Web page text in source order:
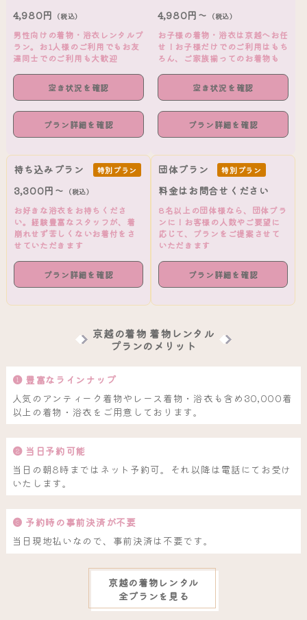
4,980円 （税込）
男性向けの着物・浴衣レンタルプ
ラン。お1人様のご利用でもお友
達同士でのご利用も大歓迎
空き状況を確認
プラン詳細を確認
4,980円～ （税込）
お子様の着物・浴衣は京越へお任
せ！お子様だけでのご利用はもち
ろん、ご家族揃ってのお着物も
空き状況を確認
プラン詳細を確認
持ち込みプラン 特別プラン
3,300円～ （税込）
お好きな浴衣をお持ちくださ
い。経験豊富なスタッフが、着
崩れせず苦しくないお着付をさ
せていただきます
プラン詳細を確認
団体プラン 特別プラン
料金はお問合せください
8名以上の団体様なら、団体プラ
ンに！お客様の人数やご要望に
応じて、プランをご提案させて
いただきます
プラン詳細を確認
京越の着物 着物レンタル
プランのメリット
❶ 豊富なラインナップ
人気のアンティーク着物やレース着物・浴衣も含め30,000着
以上の着物・浴衣をご用意しております。
❷ 当日予約可能
当日の朝8時まではネット予約可。それ以降は電話にてお受け
いたします。
❸ 予約時の事前決済が不要
当日現地払いなので、事前決済は不要です。
京越の着物レンタル
全プランを見る